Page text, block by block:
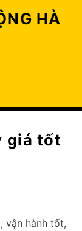
HÀ
giá tốt
vận hành tốt,